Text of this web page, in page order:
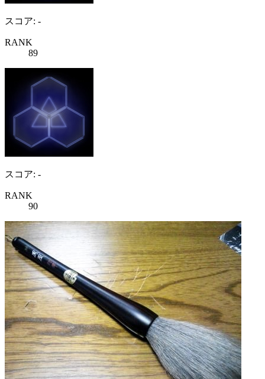
スコア: -
RANK
89
スコア: -
RANK
90